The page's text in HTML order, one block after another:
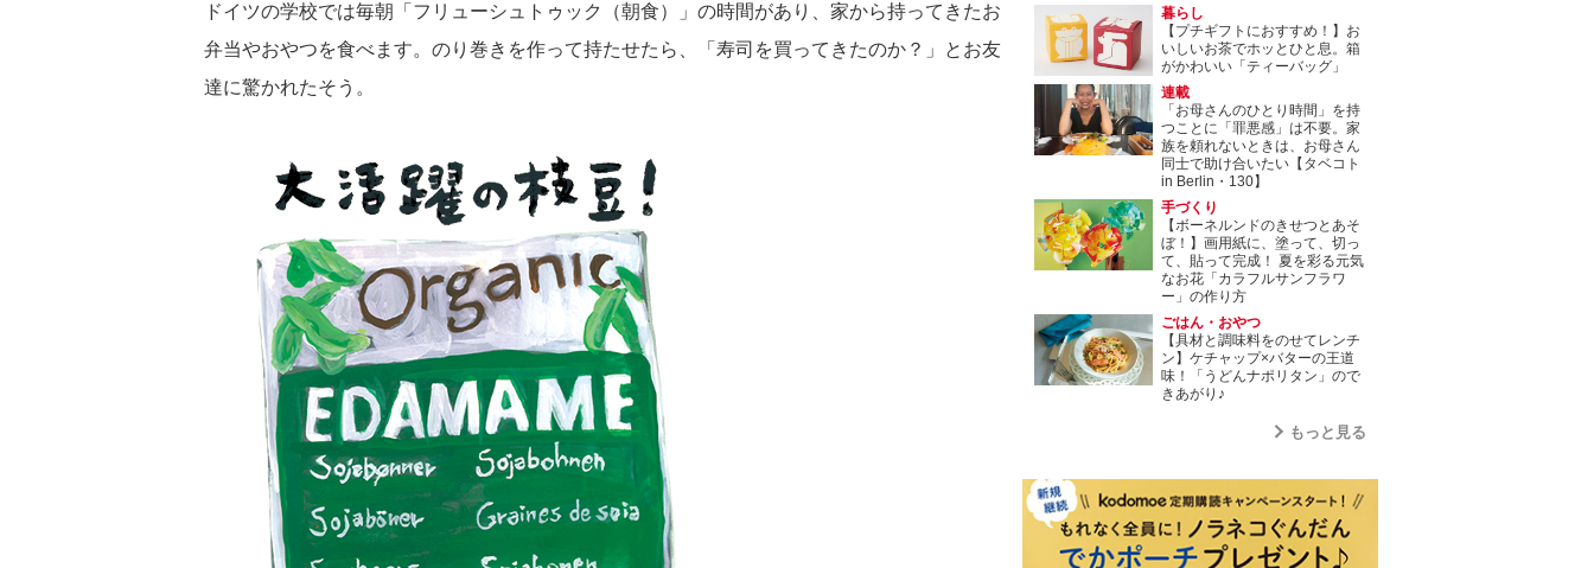
ドイツの学校では毎朝「フリューシュトゥック（朝食）」の時間があり、家から持ってきたお
弁当やおやつを食べます。のり巻きを作って持たせたら、「寿司を買ってきたのか？」とお友
達に驚かれたそう。
暮らし
【プチギフトにおすすめ！】お
いしいお茶でホッとひと息。箱
がかわいい「ティーバッグ」
連載
「お母さんのひとり時間」を持
つことに「罪悪感」は不要。家
族を頼れないときは、お母さん
同士で助け合いたい【タベコト
in Berlin・130】
手づくり
【ボーネルンドのきせつとあそ
ぼ！】画用紙に、塗って、切っ
て、貼って完成！ 夏を彩る元気
なお花「カラフルサンフラワ
ー」の作り方
ごはん・おやつ
【具材と調味料をのせてレンチ
ン】ケチャップ×バターの王道
味！「うどんナポリタン」ので
きあがり♪
もっと見る